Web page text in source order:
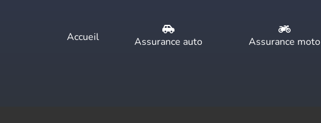
Accueil Assurance auto Assurance moto